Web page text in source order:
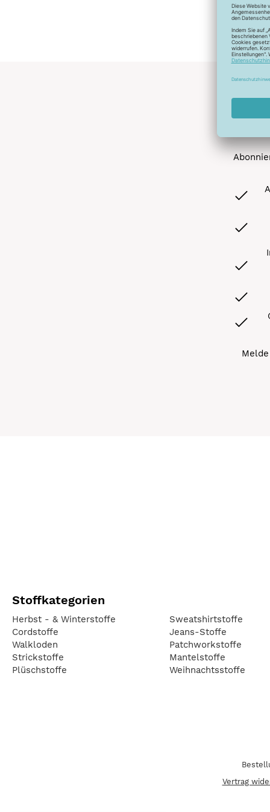
Stoffkategorien
Herbst - & Winterstoffe
Cordstoffe
Walkloden
Strickstoffe
Plüschstoffe
Sweatshirtstoffe
Jeans-Stoffe
Patchworkstoffe
Mantelstoffe
Weihnachtsstoffe
Vertrag